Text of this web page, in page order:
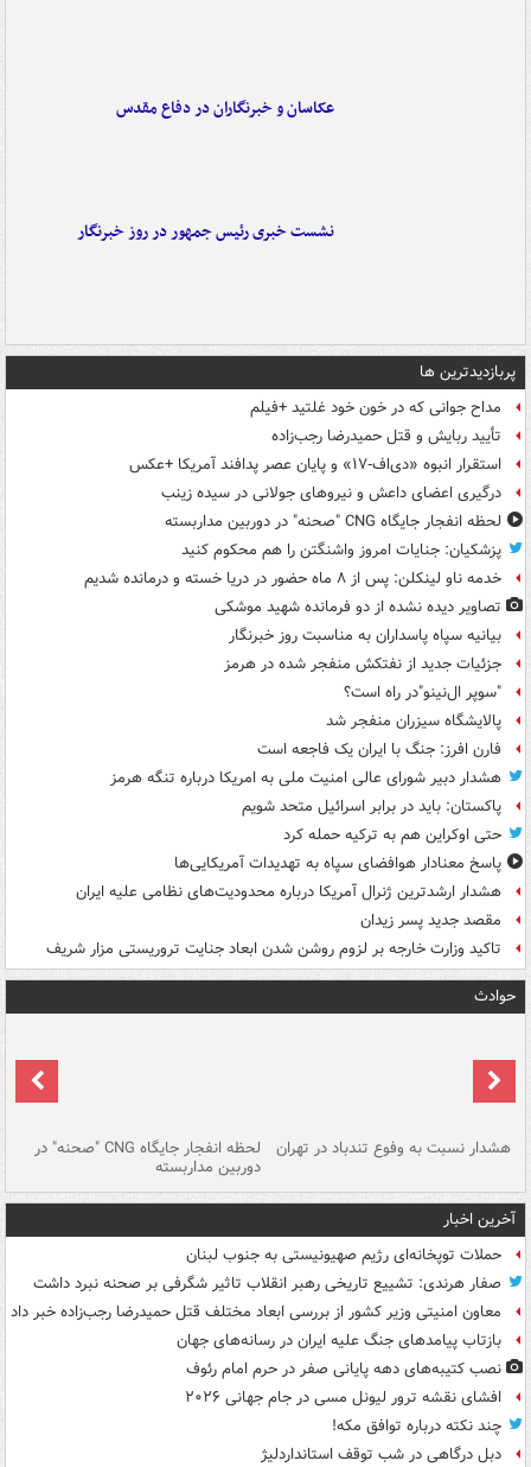
عکاسان و خبرنگاران در دفاع مقدس
نشست خبری رئیس جمهور در روز خبرنگار
پربازدیدترین ها
مداح جوانی که در خون خود غلتید +فیلم
تأیید ربایش و قتل حمیدرضا رجب‌زاده
استقرار انبوه «دی‌اف‑۱۷» و پایان عصر پدافند آمریکا +عکس
درگیری اعضای داعش و نیروهای جولانی در سیده زینب
لحظه انفجار جایگاه CNG "صحنه" در دوربین مداربسته
پزشکیان: جنایات امروز واشنگتن را هم محکوم کنید
خدمه ناو لینکلن: پس از ۸ ماه حضور در دریا خسته و درمانده‌ شدیم
تصاویر دیده‌ نشده از دو فرمانده شهید موشکی
بیانیه سپاه پاسداران به مناسبت روز خبرنگار
جزئیات جدید از نفتکش منفجر شده در هرمز
"سوپر ال‌نینو"در راه است؟
پالایشگاه سیزران منفجر شد
فارن افرز: جنگ با ایران یک فاجعه است
هشدار دبیر شورای عالی امنیت ملی به امریکا درباره تنگه هرمز
پاکستان: باید در برابر اسرائیل متحد شویم
حتی اوکراین هم به ترکیه حمله کرد
پاسخ معنادار هوافضای سپاه به تهدیدات آمریکایی‌ها
هشدار ارشدترین ژنرال آمریکا درباره محدودیت‌های نظامی علیه ایران
مقصد جدید پسر زیدان
تاکید وزارت خارجه بر لزوم روشن شدن ابعاد جنایت تروریستی مزار شریف
حوادث
هشدار نسبت به وفوع تندباد در تهران لحظه انفجار جایگاه CNG "صحنه" در
دوربین مداربسته
آخرین اخبار
حملات توپخانه‌ای رژیم صهیونیستی به جنوب لبنان
صفار هرندی: تشییع تاریخی رهبر انقلاب تاثیر شگرفی بر صحنه نبرد داشت
معاون امنیتی وزیر کشور از بررسی ابعاد مختلف قتل حمیدرضا رجب‌زاده خبر داد
بازتاب پیامدهای جنگ علیه ایران در رسانه‌های جهان
نصب کتیبه‌های دهه پایانی صفر در حرم امام رئوف
افشای نقشه ترور لیونل مسی در جام جهانی ۲۰۲۶
چند نکته درباره توافق مکه!
دبل درگاهی در شب توقف استانداردلیژ